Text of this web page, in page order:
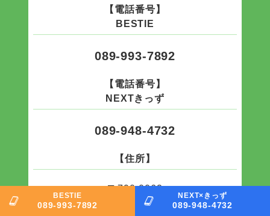
【電話番号】
BESTIE
089-993-7892
【電話番号】
NEXTきっず
089-948-4732
【住所】
〒790-0062
愛媛県松山市南江戸
BESTIE
089-993-7892
NEXT×きっず
089-948-4732